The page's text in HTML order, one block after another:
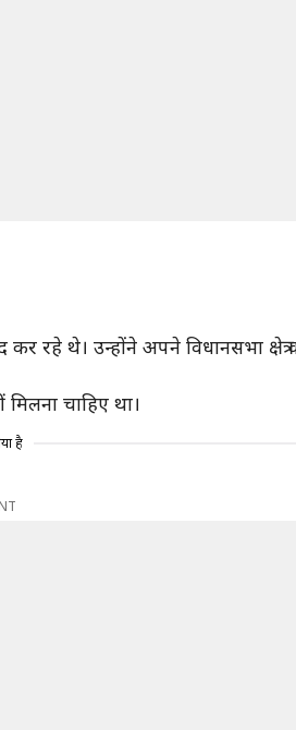
थे। उन्होंने अपने विधानसभा
चाहिए था।
है